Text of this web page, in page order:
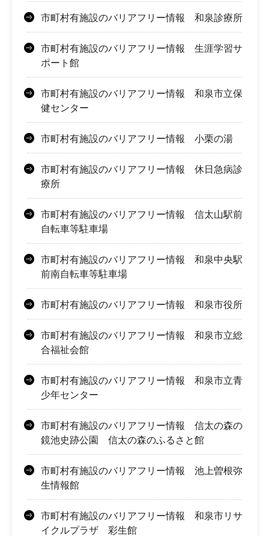
市町村有施設のバリアフリー情報 和泉診療所
市町村有施設のバリアフリー情報 生涯学習サ
ポート館
市町村有施設のバリアフリー情報 和泉市立保
健センター
市町村有施設のバリアフリー情報 小栗の湯
市町村有施設のバリアフリー情報 休日急病診
療所
市町村有施設のバリアフリー情報 信太山駅前
自転車等駐車場
市町村有施設のバリアフリー情報 和泉中央駅
前南自転車等駐車場
市町村有施設のバリアフリー情報 和泉市役所
市町村有施設のバリアフリー情報 和泉市立総
合福祉会館
市町村有施設のバリアフリー情報 和泉市立青
少年センター
市町村有施設のバリアフリー情報 信太の森の
鏡池史跡公園 信太の森のふるさと館
市町村有施設のバリアフリー情報 池上曽根弥
生情報館
市町村有施設のバリアフリー情報 和泉市リサ
イクルプラザ 彩生館